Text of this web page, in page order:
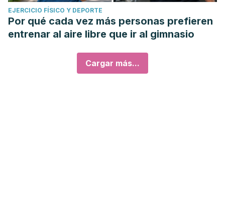
EJERCICIO FÍSICO Y DEPORTE
Por qué cada vez más personas prefieren
entrenar al aire libre que ir al gimnasio
Cargar más...